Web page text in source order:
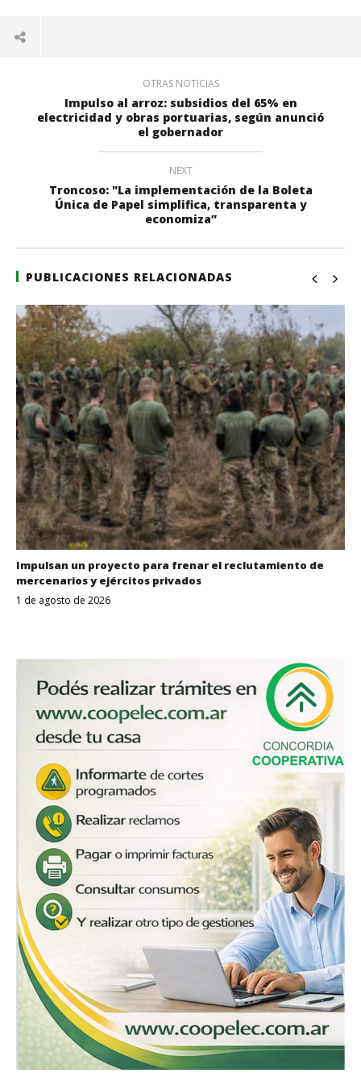
OTRAS NOTICIAS
Impulso al arroz: subsidios del 65% en
electricidad y obras portuarias, según anunció
el gobernador
NEXT
Troncoso: "La implementación de la Boleta
Única de Papel simplifica, transparenta y
economiza”
PUBLICACIONES RELACIONADAS
Impulsan un proyecto para frenar el reclutamiento de
mercenarios y ejércitos privados
1 de agosto de 2026